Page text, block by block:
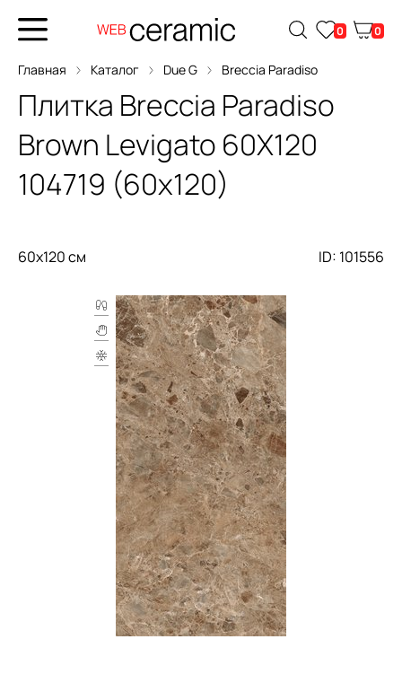
0 0
Главная Каталог Due G Breccia Paradiso
Плитка Breccia Paradiso
Brown Levigato 60X120
104719 (60x120)
60x120 см ID: 101556